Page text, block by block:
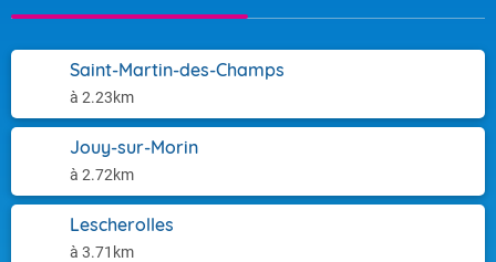
Saint-Martin-des-Champs
à 2.23km
Jouy-sur-Morin
à 2.72km
Lescherolles
à 3.71km